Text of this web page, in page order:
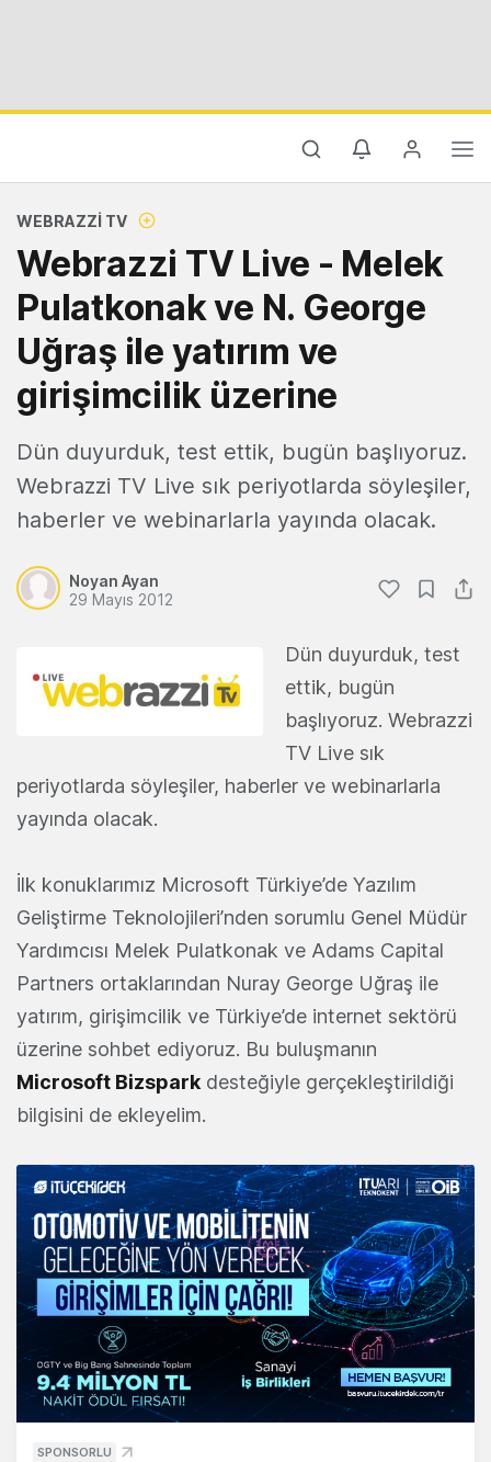
WEBRAZZI TV
Webrazzi TV Live - Melek
Pulatkonak ve N. George
Uğraş ile yatırım ve
girişimcilik üzerine
Dün duyurduk, test ettik, bugün başlıyoruz.
Webrazzi TV Live sık periyotlarda söyleşiler,
haberler ve webinarlarla yayında olacak.
Noyan Ayan
29 Mayıs 2012
Dün duyurduk, test
ettik, bugün
başlıyoruz. Webrazzi
TV Live sık
periyotlarda söyleşiler, haberler ve webinarlarla
yayında olacak.
İlk konuklarımız Microsoft Türkiye’de Yazılım
Geliştirme Teknolojileri’nden sorumlu Genel Müdür
Yardımcısı Melek Pulatkonak ve Adams Capital
Partners ortaklarından Nuray George Uğraş ile
yatırım, girişimcilik ve Türkiye’de internet sektörü
üzerine sohbet ediyoruz. Bu buluşmanın
Microsoft Bizspark desteğiyle gerçekleştirildiği
bilgisini de ekleyelim.
SPONSORLU